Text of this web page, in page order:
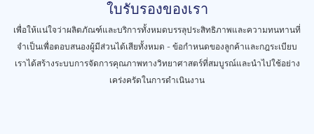
ใบรับรองของเรา
เพื่อให้แน่ใจว่าผลิตภัณฑ์และบริการทั้งหมดบรรลุประสิทธิภาพและความทนทานที่
จำเป็นเพื่อตอบสนองผู้มีส่วนได้เสียทั้งหมด - ข้อกำหนดของลูกค้าและกฎระเบียบ
เราได้สร้างระบบการจัดการคุณภาพทางวิทยาศาสตร์ที่สมบูรณ์และนำไปใช้อย่าง
เคร่งครัดในการดำเนินงาน